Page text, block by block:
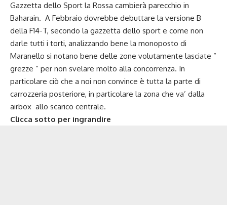
Gazzetta dello Sport la Rossa cambierà parecchio in
Baharain. A Febbraio dovrebbe debuttare la versione B
della F14-T, secondo la gazzetta dello sport e come non
darle tutti i torti, analizzando bene la monoposto di
Maranello si notano bene delle zone volutamente lasciate ”
grezze ” per non svelare molto alla concorrenza. In
particolare ciò che a noi non convince è tutta la parte di
carrozzeria posteriore, in particolare la zona che va’ dalla
airbox allo scarico centrale.
Clicca sotto per ingrandire